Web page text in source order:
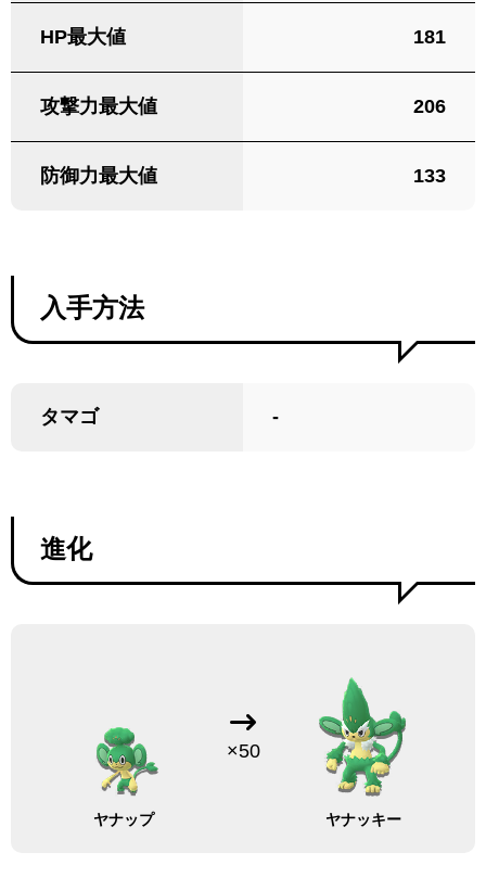
HP最大値 181
攻撃力最大値 206
防御力最大値 133
入手方法
タマゴ -
進化
ヤナップ
×50
ヤナッキー